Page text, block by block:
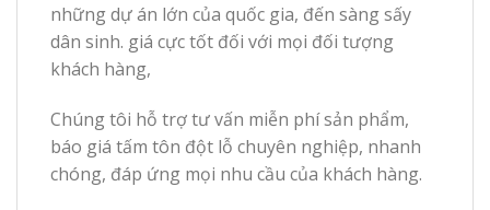
những dự án lớn của quốc gia, đến sàng sấy
dân sinh. giá cực tốt đối với mọi đối tượng
khách hàng,
Chúng tôi hỗ trợ tư vấn miễn phí sản phẩm,
báo giá tấm tôn đột lỗ chuyên nghiệp, nhanh
chóng, đáp ứng mọi nhu cầu của khách hàng.